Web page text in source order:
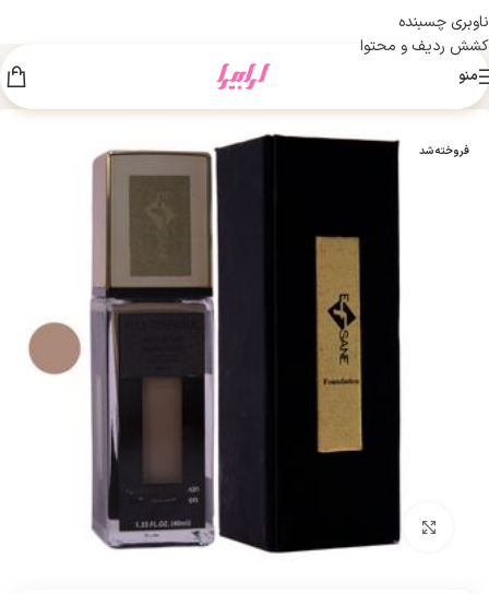
ناوبری چسبنده
کشش ردیف و محتوا
منو
فروخته شد